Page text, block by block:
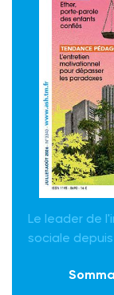
Le leader de
sociale